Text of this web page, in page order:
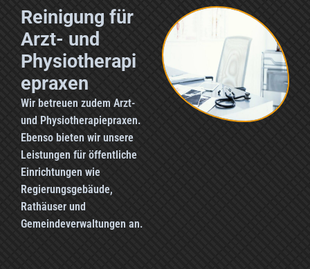
Reinigung für
Arzt- und
Physiotherapi
e­praxen
Wir betreuen zudem Arzt-
und Physiotherapiepraxen.
Ebenso bieten wir unsere
Leistungen für öffentliche
Einrichtungen wie
Regierungsgebäude,
Rathäuser und
Gemeindeverwaltungen an.